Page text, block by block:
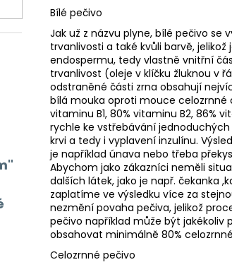
Bílé pečivo
Jak už z názvu plyne, bílé pečivo se
trvanlivosti a také kvůli barvě,
endospermu, tedy vlastně vnitřní
trvanlivost (oleje v klíčku žluknou v
odstraněné části zrna obsahují
bílá mouka oproti mouce celozrnné
vitaminu B1, 80% vitaminu B2, 86%
rychle ke vstřebávání
krvi a tedy i vyplavení inzulínu.
je například únava nebo třeba
Abychom jako zákazníci neměli
dalších látek, jako je např. čekanka
zaplatíme ve výsledku více za
nezmění povaha pečiva, jelikož
pečivo například může být jakékoliv
obsahovat minimálně 80%
Celozrnné pečivo
BĚŽECKÉ TÍLKO RONHILL CORE VEST
540 Kč
Původně:599 Kč